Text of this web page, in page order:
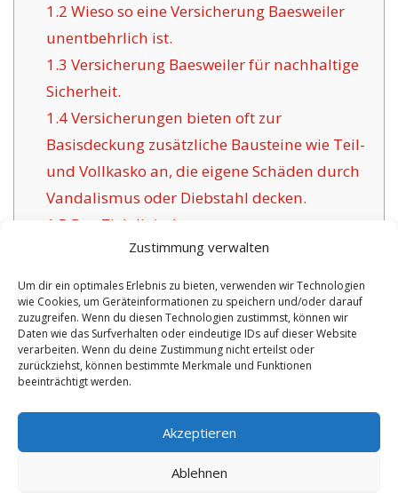
Zustimmung verwalten
Um dir ein optimales Erlebnis zu bieten, verwenden wir Technologien
wie Cookies, um Geräteinformationen zu speichern und/oder darauf
zuzugreifen. Wenn du diesen Technologien zustimmst, können wir
Daten wie das Surfverhalten oder eindeutige IDs auf dieser Website
verarbeiten. Wenn du deine Zustimmung nicht erteilst oder
zurückziehst, können bestimmte Merkmale und Funktionen
beeinträchtigt werden.
Akzeptieren
Ablehnen
1.2 Wieso so eine Versicherung Baesweiler
unentbehrlich ist.
1.3 Versicherung Baesweiler für nachhaltige
Sicherheit.
1.4Versicherungen bieten oft zur
Basisdeckung zusätzliche Bausteine wie Teil-
und Vollkasko an, die eigene Schäden durch
Vandalismus oder Diebstahl decken.
1.5 Das Ziel digitaler
Versicherungsgesellschaften für Baesweiler:
1.6
Die Vorzüge unsere Versicherung in
Baesweiler:
1.6.1Überschaubare Versicherungspolicen
und Betreuung:
No tags for this post.